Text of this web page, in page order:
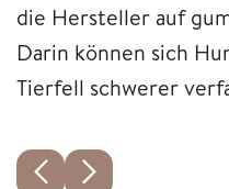
die Hersteller auf
Darin können sich
Tierfell schwerer